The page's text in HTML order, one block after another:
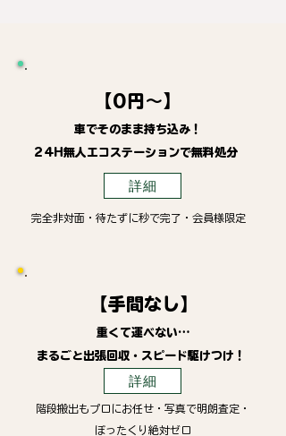
【0円～】
車でそのまま持ち込み！
24H無人エコステーションで無料処分
詳細
完全非対面・待たずに秒で完了・会員様限定
【手間なし】
重くて運べない…
まるごと出張回収・スピード駆けつけ！
詳細
階段搬出もプロにお任せ・写真で明朗査定・
ぼったくり絶対ゼロ